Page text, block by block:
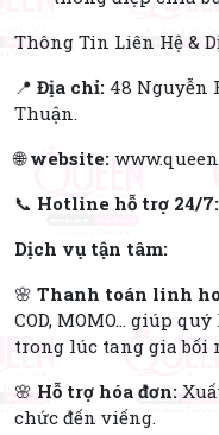
Thông Tin Liên Hệ &
📍 Địa chỉ: 48 Nguyễn
Thuận.
🌐website:
📞 Hotline hỗ trợ 24/7:
Dịch vụ tận tâm:
🌸 Thanh toán linh
COD, MOMO... giúp
trong lúc tang gia bối
🌸 Hỗ trợ hóa đơn:
chức đến viếng.